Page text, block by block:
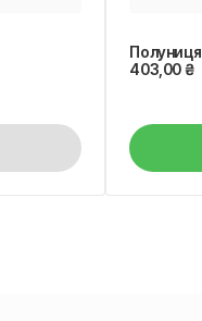
Полуниця
403,00₴